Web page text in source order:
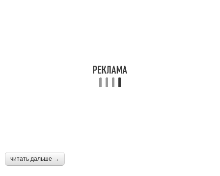
читать дальше →